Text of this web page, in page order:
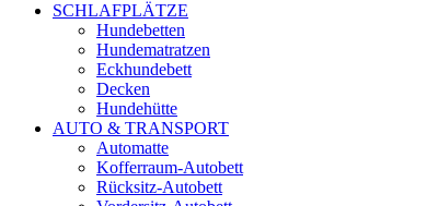
SCHLAFPLÄTZE
Hundebetten
Hundematratzen
Eckhundebett
Decken
Hundehütte
AUTO & TRANSPORT
Automatte
Kofferraum-Autobett
Rücksitz-Autobett